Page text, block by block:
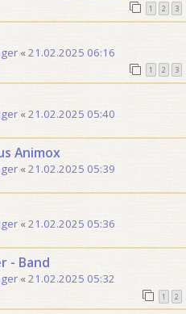
1 2 3
«21.02.2025 06:16
1 2 3
«21.02.2025 05:40
Animox
«21.02.2025 05:39
«21.02.2025 05:36
- Band
«21.02.2025 05:32
1 2